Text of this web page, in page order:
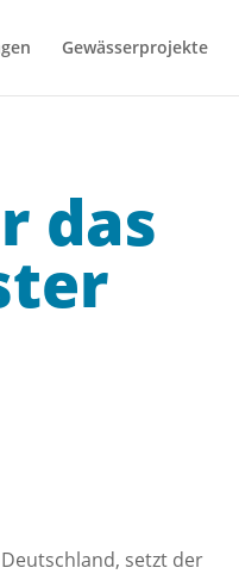
Gewässerprojekte
das
setzt der